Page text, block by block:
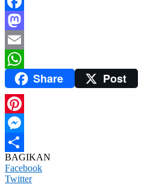
Facebook
Mastodon
Email
WhatsAppShare Post
Pinterest
Messenger
Share
BAGIKAN
Facebook
Twitter